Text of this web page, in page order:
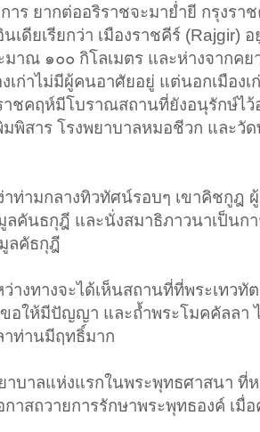
าร ยากต่ออริราชจะมาย่ำยี กรุงรา
ดียเรียกว่า เมืองราชคีร์ (Rajgir) อ
มาณ ๑๐๐ กิโลเมตร และห่างจากคย
ก่าไม่มีผู้คนอาศัยอยู่ แต่นอกเมืองเ
ชคฤห์มีโบราณสถานที่ยังอนุรักษ์ไว้
สาร โรงพยาบาลหมอชีวก และวัด
ท่ามกลางทิวทัศน์รอบๆ เขาคิชกูฎ
คันธกุฎี และนั่งสมาธิภาวนาเป็นก
ลคัธกุฎี
างทางจะได้เห็นสถานที่ที่พระเทวทั
อให้มีปัญญา และถ้ำพระโมคคัลลา
ท่านมีฤทธิ์มาก
าบาลแห่งแรกในพระพุทธศาสนา ที่
สถวายการรักษาพระพุทธองค์ เมื่อ